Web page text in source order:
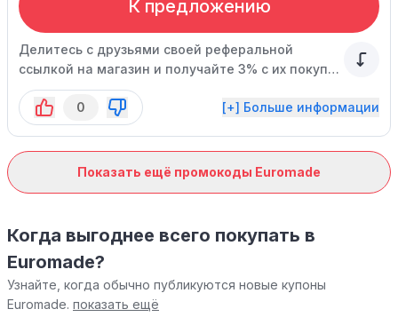
К предложению
Делитесь с друзьями своей реферальной
ссылкой на магазин и получайте 3% с их покупок
в виде бонусных баллов.
0
[+] Больше информации
Показать ещё промокоды Euromade
Когда выгоднее всего покупать в
Euromade?
Узнайте, когда обычно публикуются новые купоны
Euromade. показать ещё